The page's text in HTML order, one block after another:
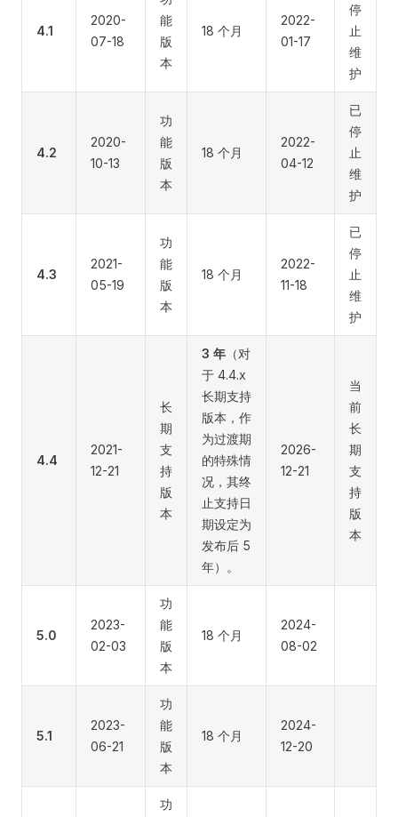
4.1
2020-
07-18
能
版
本
18 个月
2022-
01-17
停
止
维
护
4.2
2020-
10-13
功
能
版
本
18 个月
2022-
04-12
已
停
止
维
护
4.3
2021-
05-19
功
能
版
本
18 个月
2022-
11-18
已
停
止
维
护
4.4
2021-
12-21
长
期
支
持
版
本
3 年 （对
于 4.4.x
长期支持
版本，作
为过渡期
的特殊情
况，其终
止支持日
期设定为
发布后 5
年）。
2026-
12-21
当
前
长
期
支
持
版
本
5.0
2023-
02-03
功
能
版
本
18 个月
2024-
08-02
5.1
2023-
06-21
功
能
版
本
18 个月
2024-
12-20
功